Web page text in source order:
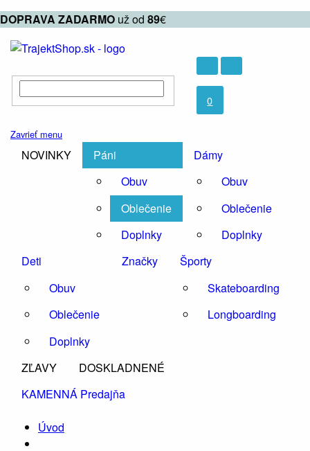
DOPRAVA ZADARMO už od 89€
0
Zavrieť menu
NOVINKY
Páni
Obuv
Oblečenie
Doplnky
Dámy
Obuv
Oblečenie
Doplnky
Deti
Obuv
Oblečenie
Doplnky
Značky
Športy
Skateboarding
Longboarding
ZĽAVY
DOSKLADNENÉ
KAMENNÁ Predajňa
Úvod